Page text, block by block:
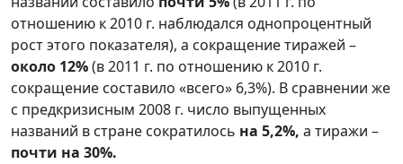
отношению к 2010 г. наблюдался однопроцентный
рост этого показателя), а сокращение тиражей –
около 12%(в 2011 г. по отношению к 2010 г.
сокращение составило «всего» 6,3%). В сравнении же
с предкризисным 2008 г. число выпущенных
названий в стране сократилось на 5,2%, а тиражи –
почти на 30%.